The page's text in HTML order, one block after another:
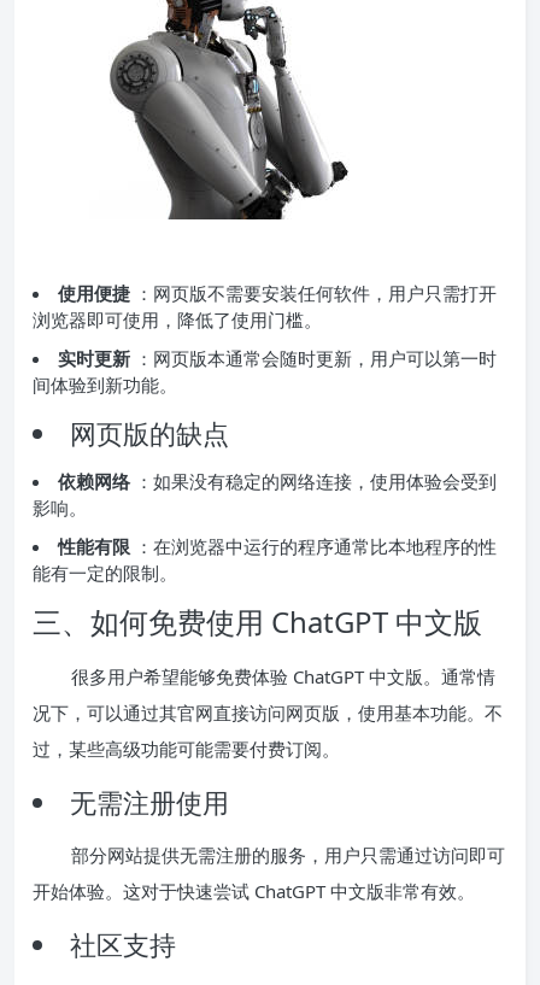
使用便捷 ：网页版不需要安装任何软件，用户只需打开
浏览器即可使用，降低了使用门槛。
实时更新 ：网页版本通常会随时更新，用户可以第一时
间体验到新功能。
网页版的缺点
依赖网络 ：如果没有稳定的网络连接，使用体验会受到
影响。
性能有限 ：在浏览器中运行的程序通常比本地程序的性
能有一定的限制。
三、如何免费使用 ChatGPT 中文版
很多用户希望能够免费体验 ChatGPT 中文版。通常情
况下，可以通过其官网直接访问网页版，使用基本功能。不
过，某些高级功能可能需要付费订阅。
无需注册使用
部分网站提供无需注册的服务，用户只需通过访问即可
开始体验。这对于快速尝试 ChatGPT 中文版非常有效。
社区支持